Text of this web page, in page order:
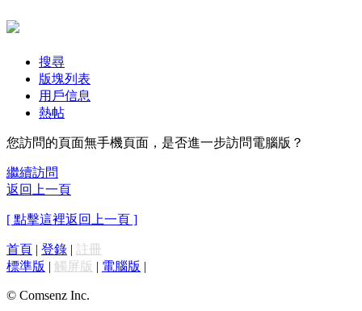
搜尋
版塊列表
用戶信息
熱帖
您訪問的頁面無手機頁面，是否進一步訪問電腦版？
繼續訪問
返回上一頁
[ 點擊這裡返回上一頁 ]
首頁 | 登錄 | 註冊
標準版 | 觸屏版 | 電腦版 |
© Comsenz Inc.